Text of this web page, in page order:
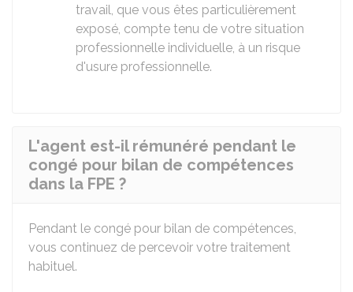
travail, que vous êtes particulièrement
exposé, compte tenu de votre situation
professionnelle individuelle, à un risque
d'usure professionnelle.
L'agent est-il rémunéré pendant le
congé pour bilan de compétences
dans la FPE ?
Pendant le congé pour bilan de compétences,
vous continuez de percevoir votre traitement
habituel.